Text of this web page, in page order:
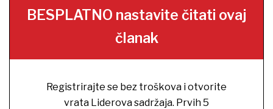
BESPLATNO nastavite čitati ovaj
članak
Registrirajte se bez troškova i otvorite
vrata Liderova sadržaja. Prvih 5